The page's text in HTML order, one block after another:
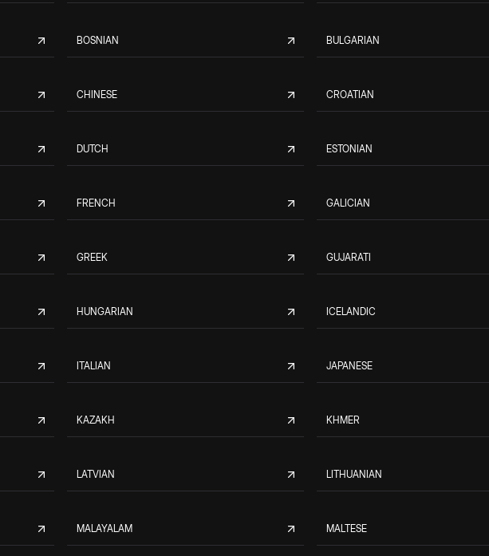
BOSNIAN BULGARIAN
CHINESE CROATIAN
DUTCH ESTONIAN
FRENCH GALICIAN
GREEK GUJARATI
HUNGARIAN ICELANDIC
ITALIAN JAPANESE
KAZAKH KHMER
LATVIAN LITHUANIAN
MALAYALAM MALTESE